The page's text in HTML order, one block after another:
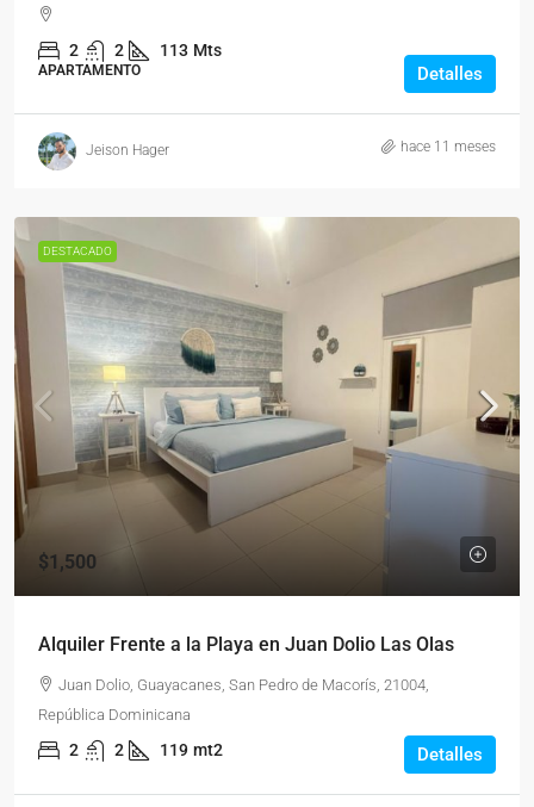
2 2 113 Mts
APARTAMENTO Detalles
Jeison Hager hace 11 meses
DESTACADO
$1,500
Alquiler Frente a la Playa en Juan Dolio Las Olas
Juan Dolio, Guayacanes, San Pedro de Macorís, 21004,
República Dominicana
2 2 119 mt2 Detalles